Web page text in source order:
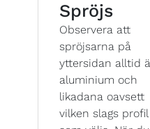
Spröjs
Observera att
spröjsarna på
yttersidan alltid
aluminium och
likadana oavsett
vilken slags profil